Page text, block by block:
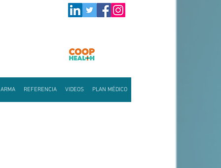
REFERENCIA VIDEOS PLAN MÉDICO